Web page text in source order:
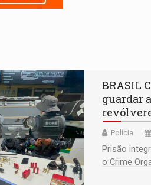
BRASIL
guardar
Polícia
Prisão
o Crime